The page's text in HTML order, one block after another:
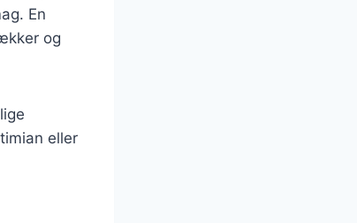
En
og
eller